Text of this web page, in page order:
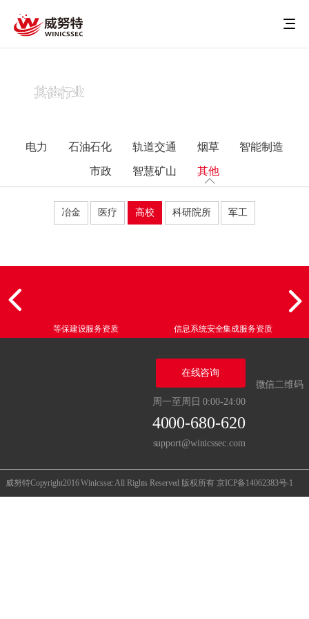
其他行业
电力 石油石化 轨道交通 烟草 智能制造
市政 智慧矿山 其他
冶金 医疗 高校 科研院所 军工
等保建设服务资质 信息系统安全集成服务资质
微信二维码
在线咨询
周一至周日 0:00-24:00
4000-680-620
support@winicssec.com
威努特Copyright2016 Winicssec All Rights Reserved 版权所有 京ICP备14062383号-1